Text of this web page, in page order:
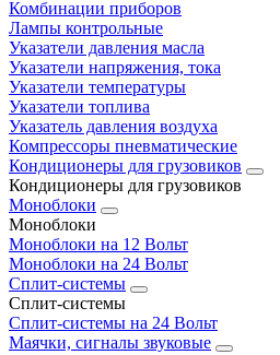
Комбинации приборов
Лампы контрольные
Указатели давления масла
Указатели напряжения, тока
Указатели температуры
Указатели топлива
Указатель давления воздуха
Компрессоры пневматические
Кондиционеры для грузовиков
Кондиционеры для грузовиков
Моноблоки
Моноблоки
Моноблоки на 12 Вольт
Моноблоки на 24 Вольт
Сплит-системы
Сплит-системы
Сплит‑системы на 24 Вольт
Маячки, сигналы звуковые